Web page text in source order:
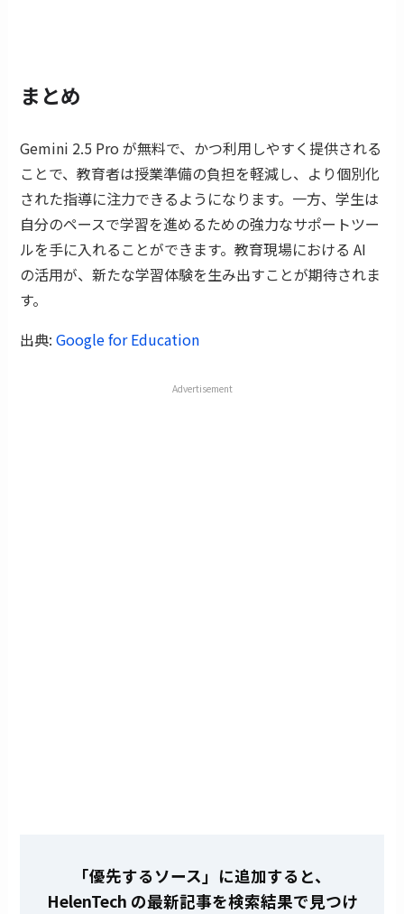
まとめ
Gemini 2.5 Pro が無料で、かつ利用しやすく提供される
ことで、教育者は授業準備の負担を軽減し、より個別化
された指導に注力できるようになります。一方、学生は
自分のペースで学習を進めるための強力なサポートツー
ルを手に入れることができます。教育現場における AI
の活用が、新たな学習体験を生み出すことが期待されま
す。
出典:Google for Education
Advertisement
「優先するソース」に追加すると、
HelenTech の最新記事を検索結果で見つけ